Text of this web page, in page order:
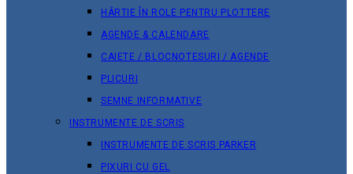
HÂRTIE ÎN ROLE PENTRU PLOTTERE
AGENDE & CALENDARE
CAIETE / BLOCNOTESURI / AGENDE
PLICURI
SEMNE INFORMATIVE
INSTRUMENTE DE SCRIS
INSTRUMENTE DE SCRIS PARKER
PIXURI CU GEL